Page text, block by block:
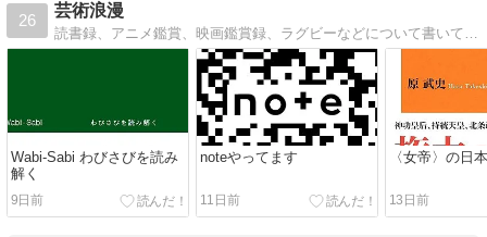
26
芸術浪漫
読書録、アニメ鑑賞、映画鑑賞録、ラグビーなどについて書いています。
Wabi-Sabi わびさびを読み
解く
9日前
noteやってます
11日前
〈女帝〉の日
13日前